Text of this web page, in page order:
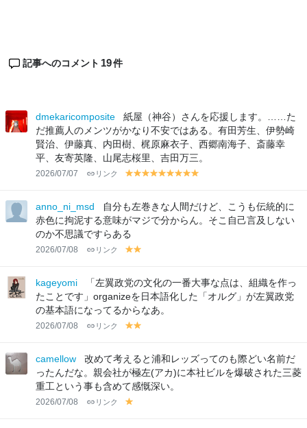
記事へのコメント 19件
dmekaricomposite
紙屋（神谷）さんを応援します。……た
だ推薦人のメンツがかなり不安ではある。有田芳生、伊勢崎
賢治、伊藤真、内田樹、梶原麻衣子、西郷南海子、斎藤幸
平、友寄英隆、山尾志桜里、吉田万三。
2026/07/07 リンク
y
lo
w
y
lo
w
y
lo
w
y
lo
w
y
lo
w
y
lo
w
y
lo
w
y
lo
w
lo
w
anno_ni_msd
自分も左巻きな人間だけど、こうも伝統的に
赤色に拘泥する意味がマジで分からん。そこ自己言及しない
のか不思議ですらある
2026/07/08 リンク
y
lo
w
lo
w
kageyomi
「左翼政党の文化の一番大事な点は、組織を作っ
たことです」organizeを日本語化した「オルグ」が左翼政党
の基本語になってるからなあ。
2026/07/08 リンク
y
lo
w
lo
w
camellow
改めて考えると浦和レッズってのも際どい名前だ
ったんだな。親会社が極左(アカ)に本社ビルを爆破された三菱
重工という事も含めて感慨深い。
2026/07/08 リンク